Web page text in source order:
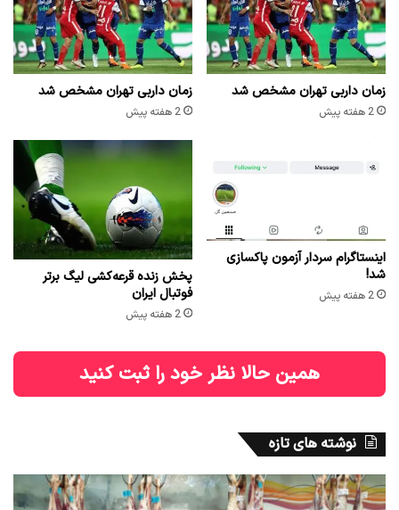
زمان داربی تهران مشخص شد
2 هفته پیش
زمان داربی تهران مشخص شد
2 هفته پیش
اینستاگرام سردار آزمون پاکسازی
شد!
2 هفته پیش
پخش زنده قرعه‌کشی لیگ برتر
فوتبال ایران
2 هفته پیش
همین حالا نظر خود را ثبت کنید
نوشته های تازه